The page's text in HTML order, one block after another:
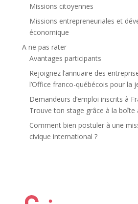
Missions citoyennes
Missions entrepreneuriales et
économique
A ne pas rater
Avantages participants
Rejoignez l’annuaire des
l’Office franco-québécois pour la
Demandeurs d’emploi inscrits à
Trouve ton stage grâce à la boîte
Comment bien postuler à une
civique international ?